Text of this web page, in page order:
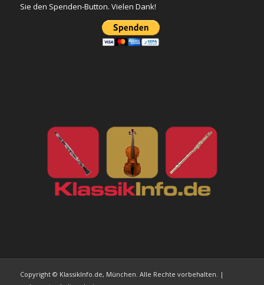
Sie den Spenden-Button. Vielen Dank!
Copyright © KlassikInfo.de, München. Alle Rechte vorbehalten. |